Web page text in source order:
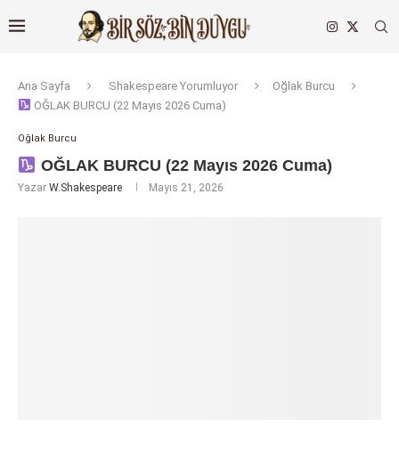
Ana Sayfa Shakespeare Yorumluyor
Oğlak Burcu
OĞLAK BURCU (22 Mayıs 2026 Cuma)
Oğlak Burcu
OĞLAK BURCU (22 Mayıs 2026 Cuma)
Yazar W.Shakespeare Mayıs 21, 2026